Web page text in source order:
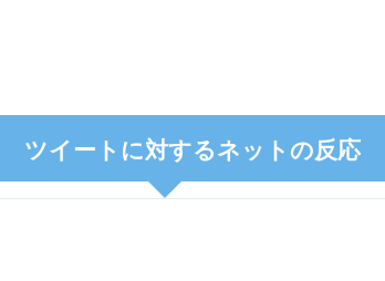
ツイートに対するネットの反応